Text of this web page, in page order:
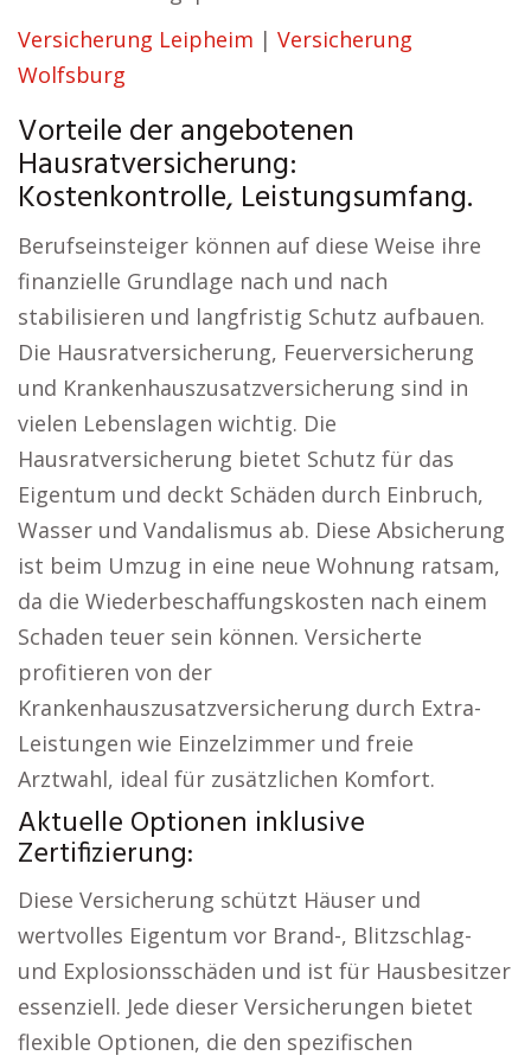
Versicherung Leipheim | Versicherung
Wolfsburg
Vorteile der angebotenen
Hausratversicherung:
Kostenkontrolle, Leistungsumfang.
Berufseinsteiger können auf diese Weise ihre
finanzielle Grundlage nach und nach
stabilisieren und langfristig Schutz aufbauen.
Die Hausratversicherung, Feuerversicherung
und Krankenhauszusatzversicherung sind in
vielen Lebenslagen wichtig. Die
Hausratversicherung bietet Schutz für das
Eigentum und deckt Schäden durch Einbruch,
Wasser und Vandalismus ab. Diese Absicherung
ist beim Umzug in eine neue Wohnung ratsam,
da die Wiederbeschaffungskosten nach einem
Schaden teuer sein können. Versicherte
profitieren von der
Krankenhauszusatzversicherung durch Extra-
Leistungen wie Einzelzimmer und freie
Arztwahl, ideal für zusätzlichen Komfort.
Aktuelle Optionen inklusive
Zertifizierung:
Diese Versicherung schützt Häuser und
wertvolles Eigentum vor Brand-, Blitzschlag-
und Explosionsschäden und ist für Hausbesitzer
essenziell. Jede dieser Versicherungen bietet
flexible Optionen, die den spezifischen